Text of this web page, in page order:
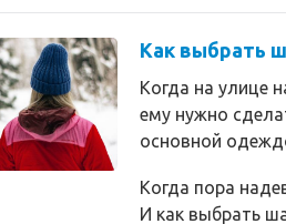
Как выбрать
Когда на улице
ему нужно
основной
Когда пора
И как выбрать